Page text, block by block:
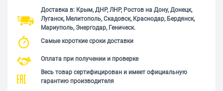
Доставка в: Крым, ДНР, ЛНР, Ростов на Дону, Донецк,
Луганск, Мелитополь, Скадовск, Краснодар, Бердянск,
Мариуполь, Энергодар, Геническ.
Самые короткие сроки доставки
Оплата при получении и проверке
Весь товар сертифицирован и имеет официальную
гарантию производителя